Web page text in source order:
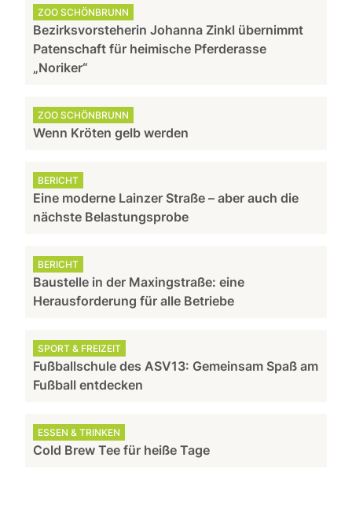
ZOO SCHÖNBRUNN
Bezirksvorsteherin Johanna Zinkl übernimmt
Patenschaft für heimische Pferderasse
„Noriker“
ZOO SCHÖNBRUNN
Wenn Kröten gelb werden
BERICHT
Eine moderne Lainzer Straße – aber auch die
nächste Belastungsprobe
BERICHT
Baustelle in der Maxingstraße: eine
Herausforderung für alle Betriebe
SPORT & FREIZEIT
Fußballschule des ASV13: Gemeinsam Spaß am
Fußball entdecken
ESSEN & TRINKEN
Cold Brew Tee für heiße Tage